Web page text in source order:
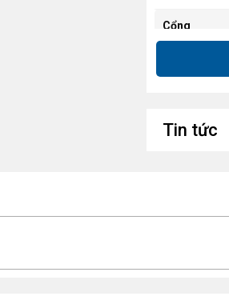
Cổng
trước
Tin tức